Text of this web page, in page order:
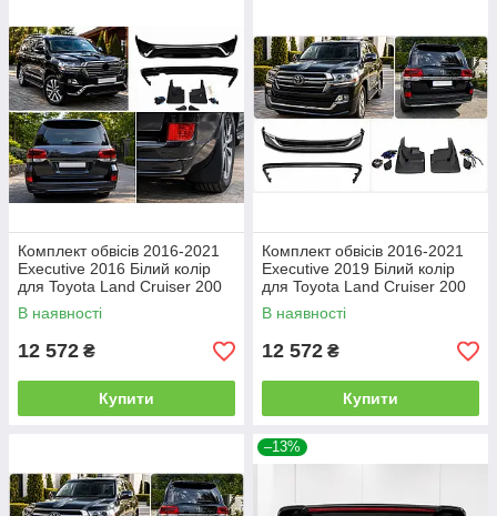
Комплект обвісів 2016-2021
Executive 2016 Білий колір
для Toyota Land Cruiser 200
рр
В наявності
12 572 ₴
Купити
Комплект обвісів 2016-2021
Executive 2019 Білий колір
для Toyota Land Cruiser 200
рр
В наявності
12 572 ₴
Купити
–13%